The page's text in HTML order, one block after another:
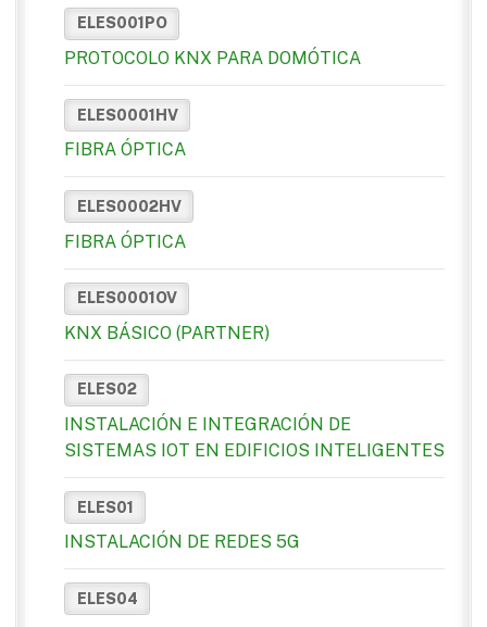
ELES001PO
PROTOCOLO KNX PARA DOMÓTICA
ELES0001HV
FIBRA ÓPTICA
ELES0002HV
FIBRA ÓPTICA
ELES0001OV
KNX BÁSICO (PARTNER)
ELES02
INSTALACIÓN E INTEGRACIÓN DE
SISTEMAS IOT EN EDIFICIOS INTELIGENTES
ELES01
INSTALACIÓN DE REDES 5G
ELES04